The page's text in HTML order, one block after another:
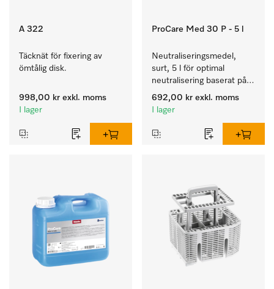
A 322
Täcknät för fixering av
ömtålig disk.
998,00 kr exkl. moms
I lager
ProCare Med 30 P - 5 l
Neutraliseringsmedel,
surt, 5 l för optimal
neutralisering baserat på
oorganisk syra.
692,00 kr exkl. moms
I lager